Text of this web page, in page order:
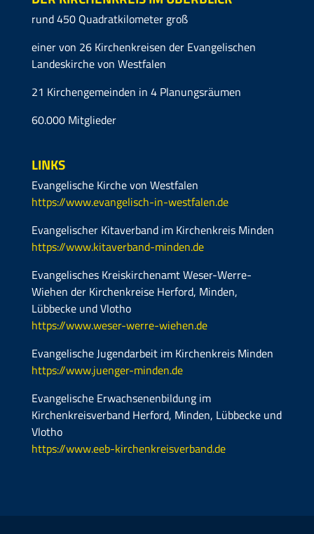
rund 450 Quadratkilometer groß
einer von 26 Kirchenkreisen der Evangelischen
Landeskirche von Westfalen
21 Kirchengemeinden in 4 Planungsräumen
60.000 Mitglieder
LINKS
Evangelische Kirche von Westfalen
https://www.evangelisch-in-westfalen.de
Evangelischer Kitaverband im Kirchenkreis Minden
https://www.kitaverband-minden.de
Evangelisches Kreiskirchenamt Weser-Werre-
Wiehen der Kirchenkreise Herford, Minden,
Lübbecke und Vlotho
https://www.weser-werre-wiehen.de
Evangelische Jugendarbeit im Kirchenkreis Minden
https://www.juenger-minden.de
Evangelische Erwachsenenbildung im
Kirchenkreisverband Herford, Minden, Lübbecke und
Vlotho
https://www.eeb-kirchenkreisverband.de